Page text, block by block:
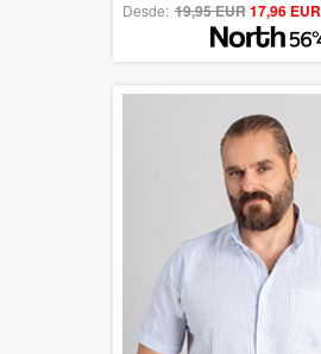
out of 5
Desde: 19,95 EUR17,96 EUR